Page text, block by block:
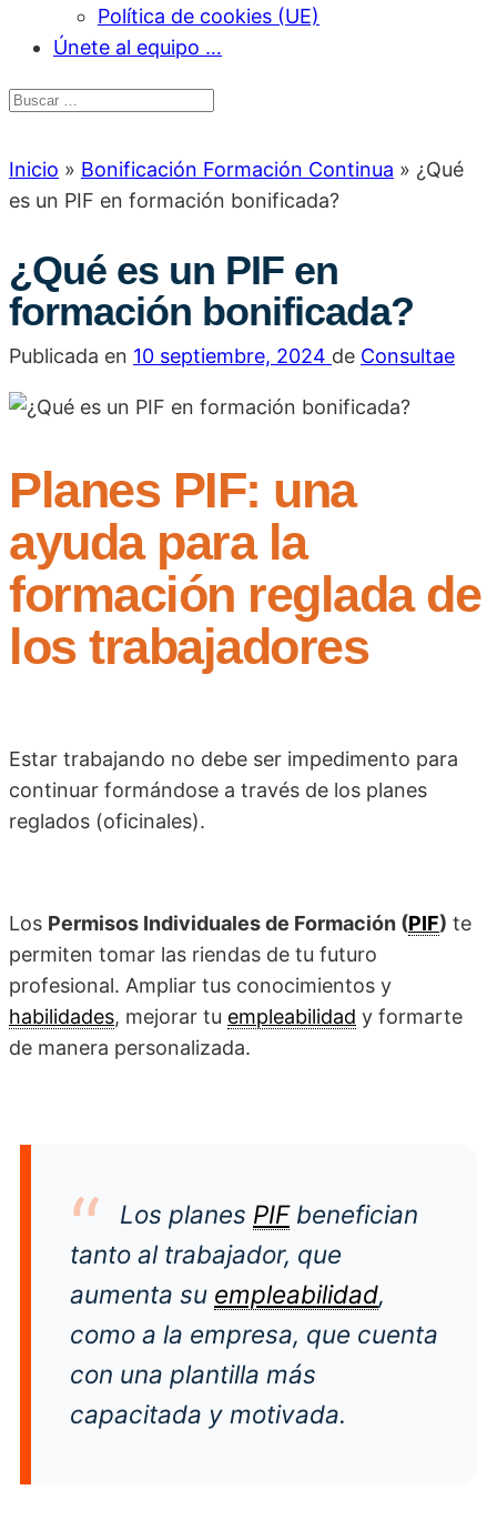
Política de cookies (UE)
Únete al equipo …
Inicio » Bonificación Formación Continua » ¿Qué
es un PIF en formación bonificada?
¿Qué es un PIF en
formación bonificada?
Publicada en 10 septiembre, 2024 de Consultae
Planes PIF: una
ayuda para la
formación reglada de
los trabajadores
Estar trabajando no debe ser impedimento para
continuar formándose a través de los planes
reglados (oficinales).
Los Permisos Individuales de Formación (PIF) te
permiten tomar las riendas de tu futuro
profesional. Ampliar tus conocimientos y
habilidades, mejorar tu empleabilidad y formarte
de manera personalizada.
Los planes PIFbenefician
tanto al trabajador, que
aumenta su empleabilidad,
como a la empresa, que cuenta
con una plantilla más
capacitada y motivada.